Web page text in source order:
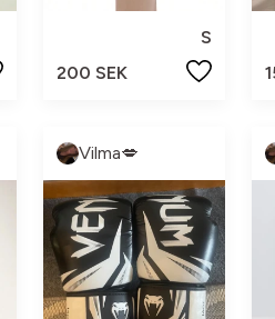
S
200 SEK
Vilma💋